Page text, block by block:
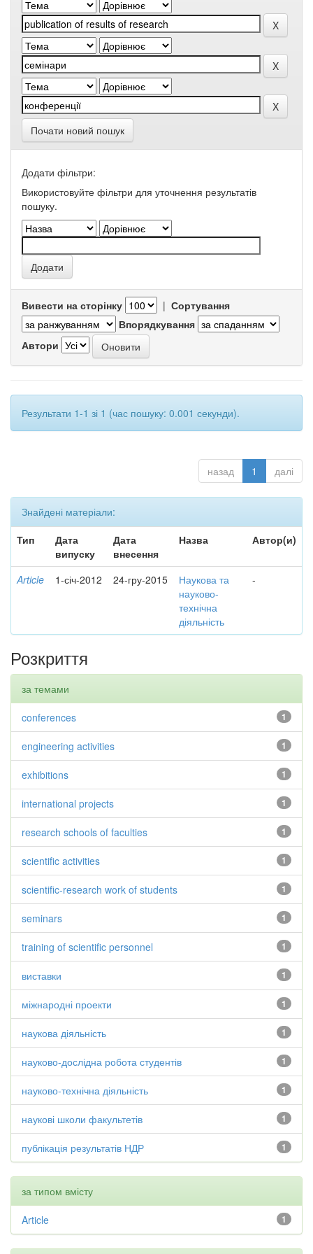
Почати новий пошук
Додати фільтри:
Використовуйте фільтри для уточнення результатів
пошуку.
Вивести на сторінку | Сортування
Впорядкування
Автори
Результати 1-1 зі 1 (час пошуку: 0.001 секунди).
назад 1 далі
Знайдені матеріали:
Тип
Дата
випуску
Дата
внесення
Назва Автор(и)
Article 1-січ-2012 24-гру-2015
Наукова та
науково-
технічна
діяльність
-
Розкриття
за темами
1
conferences
1
engineering activities
1
exhibitions
1
international projects
1
research schools of faculties
1
scientific activities
1
scientific-research work of students
1
seminars
1
training of scientific personnel
1
виставки
1
міжнародні проекти
1
наукова діяльність
1
науково-дослідна робота студентів
1
науково-технічна діяльність
1
наукові школи факультетів
1
публікація результатів НДР
за типом вмісту
1
Article